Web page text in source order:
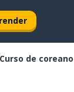
Curso de coreano